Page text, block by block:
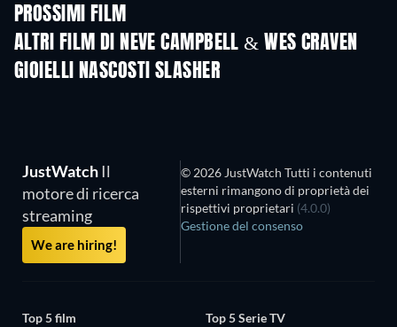
PROSSIMI FILM
ALTRI FILM DI NEVE CAMPBELL & WES CRAVEN
GIOIELLI NASCOSTI SLASHER
JustWatch Il
motore di ricerca
streaming
We are hiring!
© 2026 JustWatch Tutti i contenuti
esterni rimangono di proprietà dei
rispettivi proprietari (4.0.0)
Gestione del consenso
Top 5 film
Top 5 Serie TV